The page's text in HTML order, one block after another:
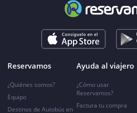
Reservamos
¿Quiénes somos?
Equipo
Destinos de Autobús en
Ayuda al viajero
¿Cómo usar
Reservamos?
Factura tu compra